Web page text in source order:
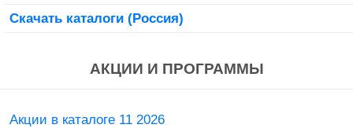
Скачать каталоги (Россия)
АКЦИИ И ПРОГРАММЫ
Акции в каталоге 11 2026